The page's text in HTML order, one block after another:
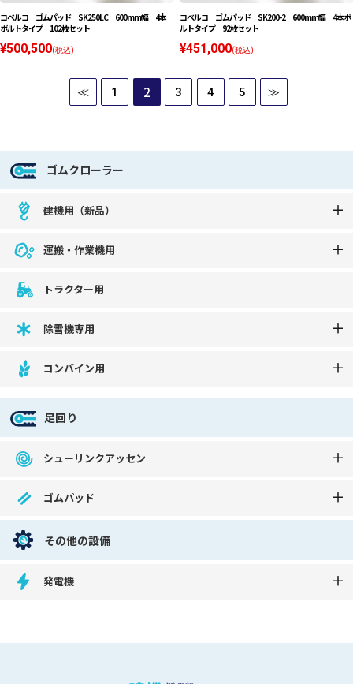
コベルコ ゴムパッド SK250LC 600mm幅 4本
ボルトタイプ 102枚セット
¥500,500(税込)
コベルコ ゴムパッド SK200-2 600mm幅 4本ボ
ルトタイプ 92枚セット
¥451,000(税込)
≪ 1 2 3 4 5 ≫
ゴムクローラー
建機用（新品）
運搬・作業機用
トラクター用
除雪機専用
コンバイン用
足回り
シューリンクアッセン
ゴムパッド
その他の設備
発電機